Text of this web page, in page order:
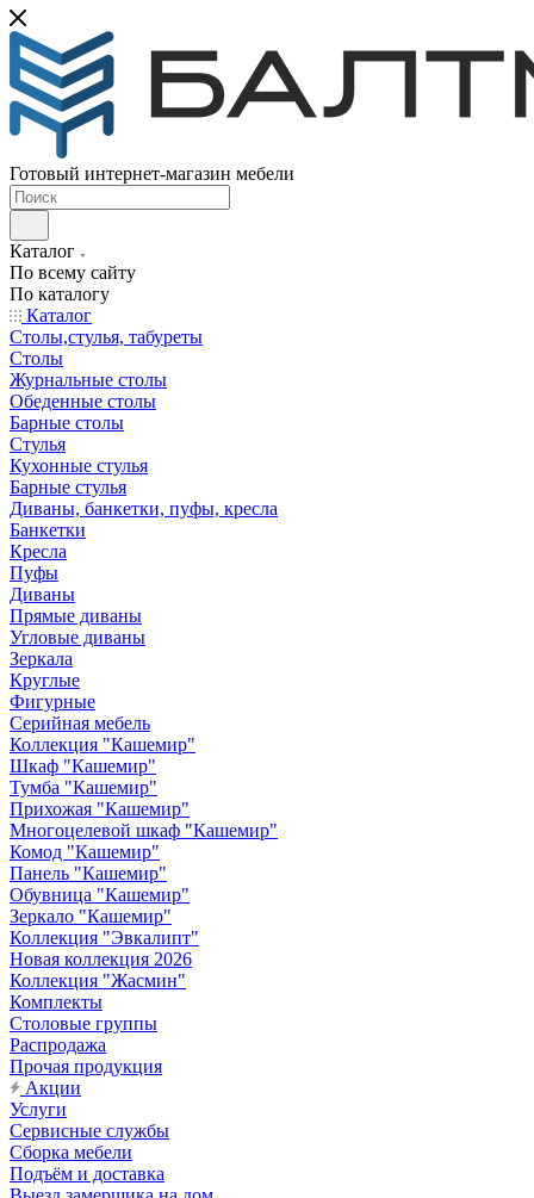
Готовый интернет-магазин мебели
Каталог
По всему сайту
По каталогу
Каталог
Столы,стулья, табуреты
Столы
Журнальные столы
Обеденные столы
Барные столы
Стулья
Кухонные стулья
Барные стулья
Диваны, банкетки, пуфы, кресла
Банкетки
Кресла
Пуфы
Диваны
Прямые диваны
Угловые диваны
Зеркала
Круглые
Фигурные
Серийная мебель
Коллекция "Кашемир"
Шкаф "Кашемир"
Тумба "Кашемир"
Прихожая "Кашемир"
Многоцелевой шкаф "Кашемир"
Комод "Кашемир"
Панель "Кашемир"
Обувница "Кашемир"
Зеркало "Кашемир"
Коллекция "Эвкалипт"
Новая коллекция 2026
Коллекция "Жасмин"
Комплекты
Столовые группы
Распродажа
Прочая продукция
Акции
Услуги
Сервисные службы
Сборка мебели
Подъём и доставка